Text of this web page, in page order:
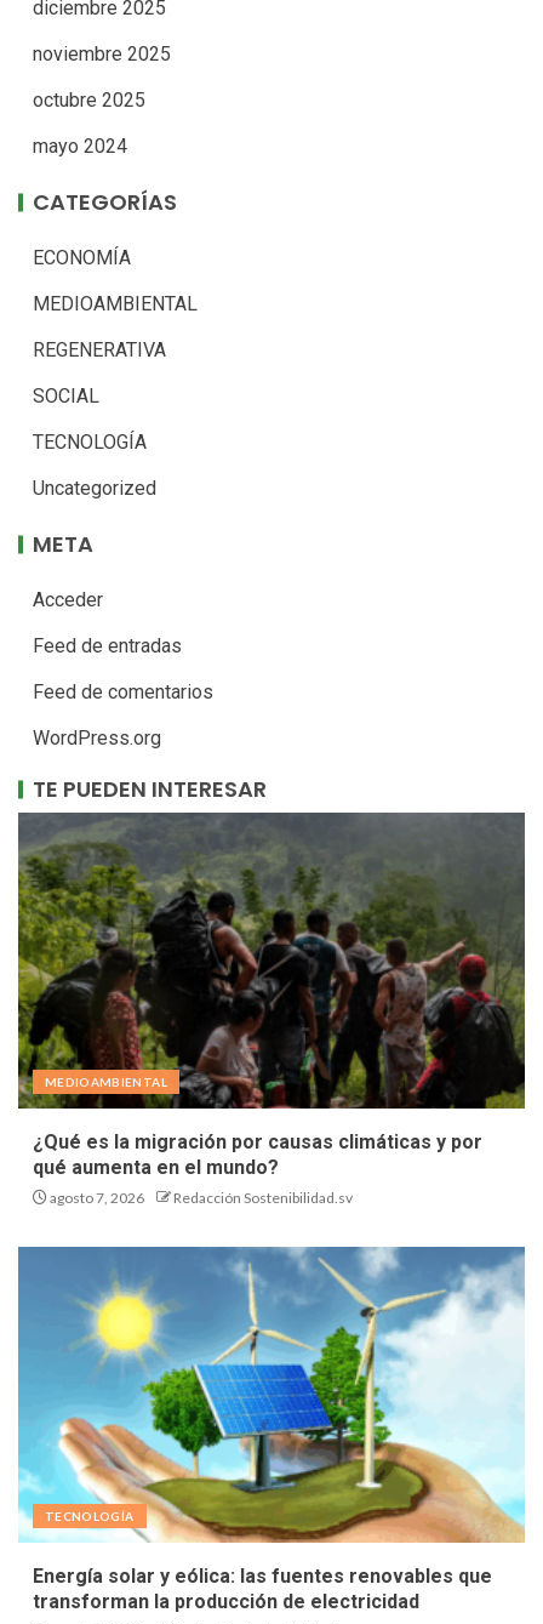
diciembre 2025
noviembre 2025
octubre 2025
mayo 2024
CATEGORÍAS
ECONOMÍA
MEDIOAMBIENTAL
REGENERATIVA
SOCIAL
TECNOLOGÍA
Uncategorized
META
Acceder
Feed de entradas
Feed de comentarios
WordPress.org
TE PUEDEN INTERESAR
MEDIOAMBIENTAL
¿Qué es la migración por causas climáticas y por
qué aumenta en el mundo?
agosto 7, 2026 Redacción Sostenibilidad.sv
TECNOLOGÍA
Energía solar y eólica: las fuentes renovables que
transforman la producción de electricidad